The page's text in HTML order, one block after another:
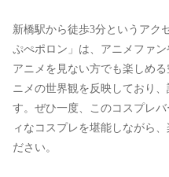
新橋駅から徒歩3分というアク
ぷぺポロン」は、アニメファ
アニメを見ない方でも楽しめ
ニメの世界観を反映しており
す。ぜひ一度、このコスプレ
ィなコスプレを堪能しながら
ださい。